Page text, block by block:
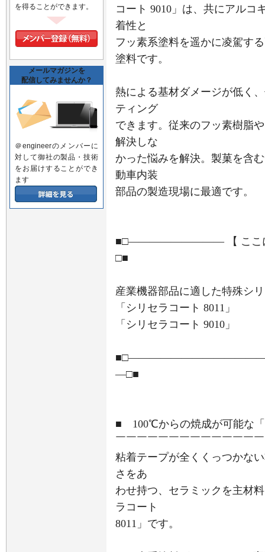
コート 9010」は、共にアルコ
着性と
フッ素系塗料を遥かに凌駕す
塗料です。
熱による基材ダメージが低く
ティング
できます。従来のフッ素樹脂
解決しな
かった悩みを解決。製菓を含
動車内装
部品の製造現場に最適です。
■□――――――――― 【 ここ
□■
産業機器部品に適した特殊シ
「シリセラコート 8011」
「シリセラコート 9010」
―□■
■ 100℃からの焼成が可能な「
￣￣￣￣￣￣￣￣￣￣￣￣￣
粘着テープが全くくっつかな
さをあ
わせ持つ、セラミックを主材
ラコート
8011」です。
を得ることができます。
メールマガジンを
配信してみませんか？
＠engineerのメンバーに
対して御社の製品・技術
をお届けすることができ
ます